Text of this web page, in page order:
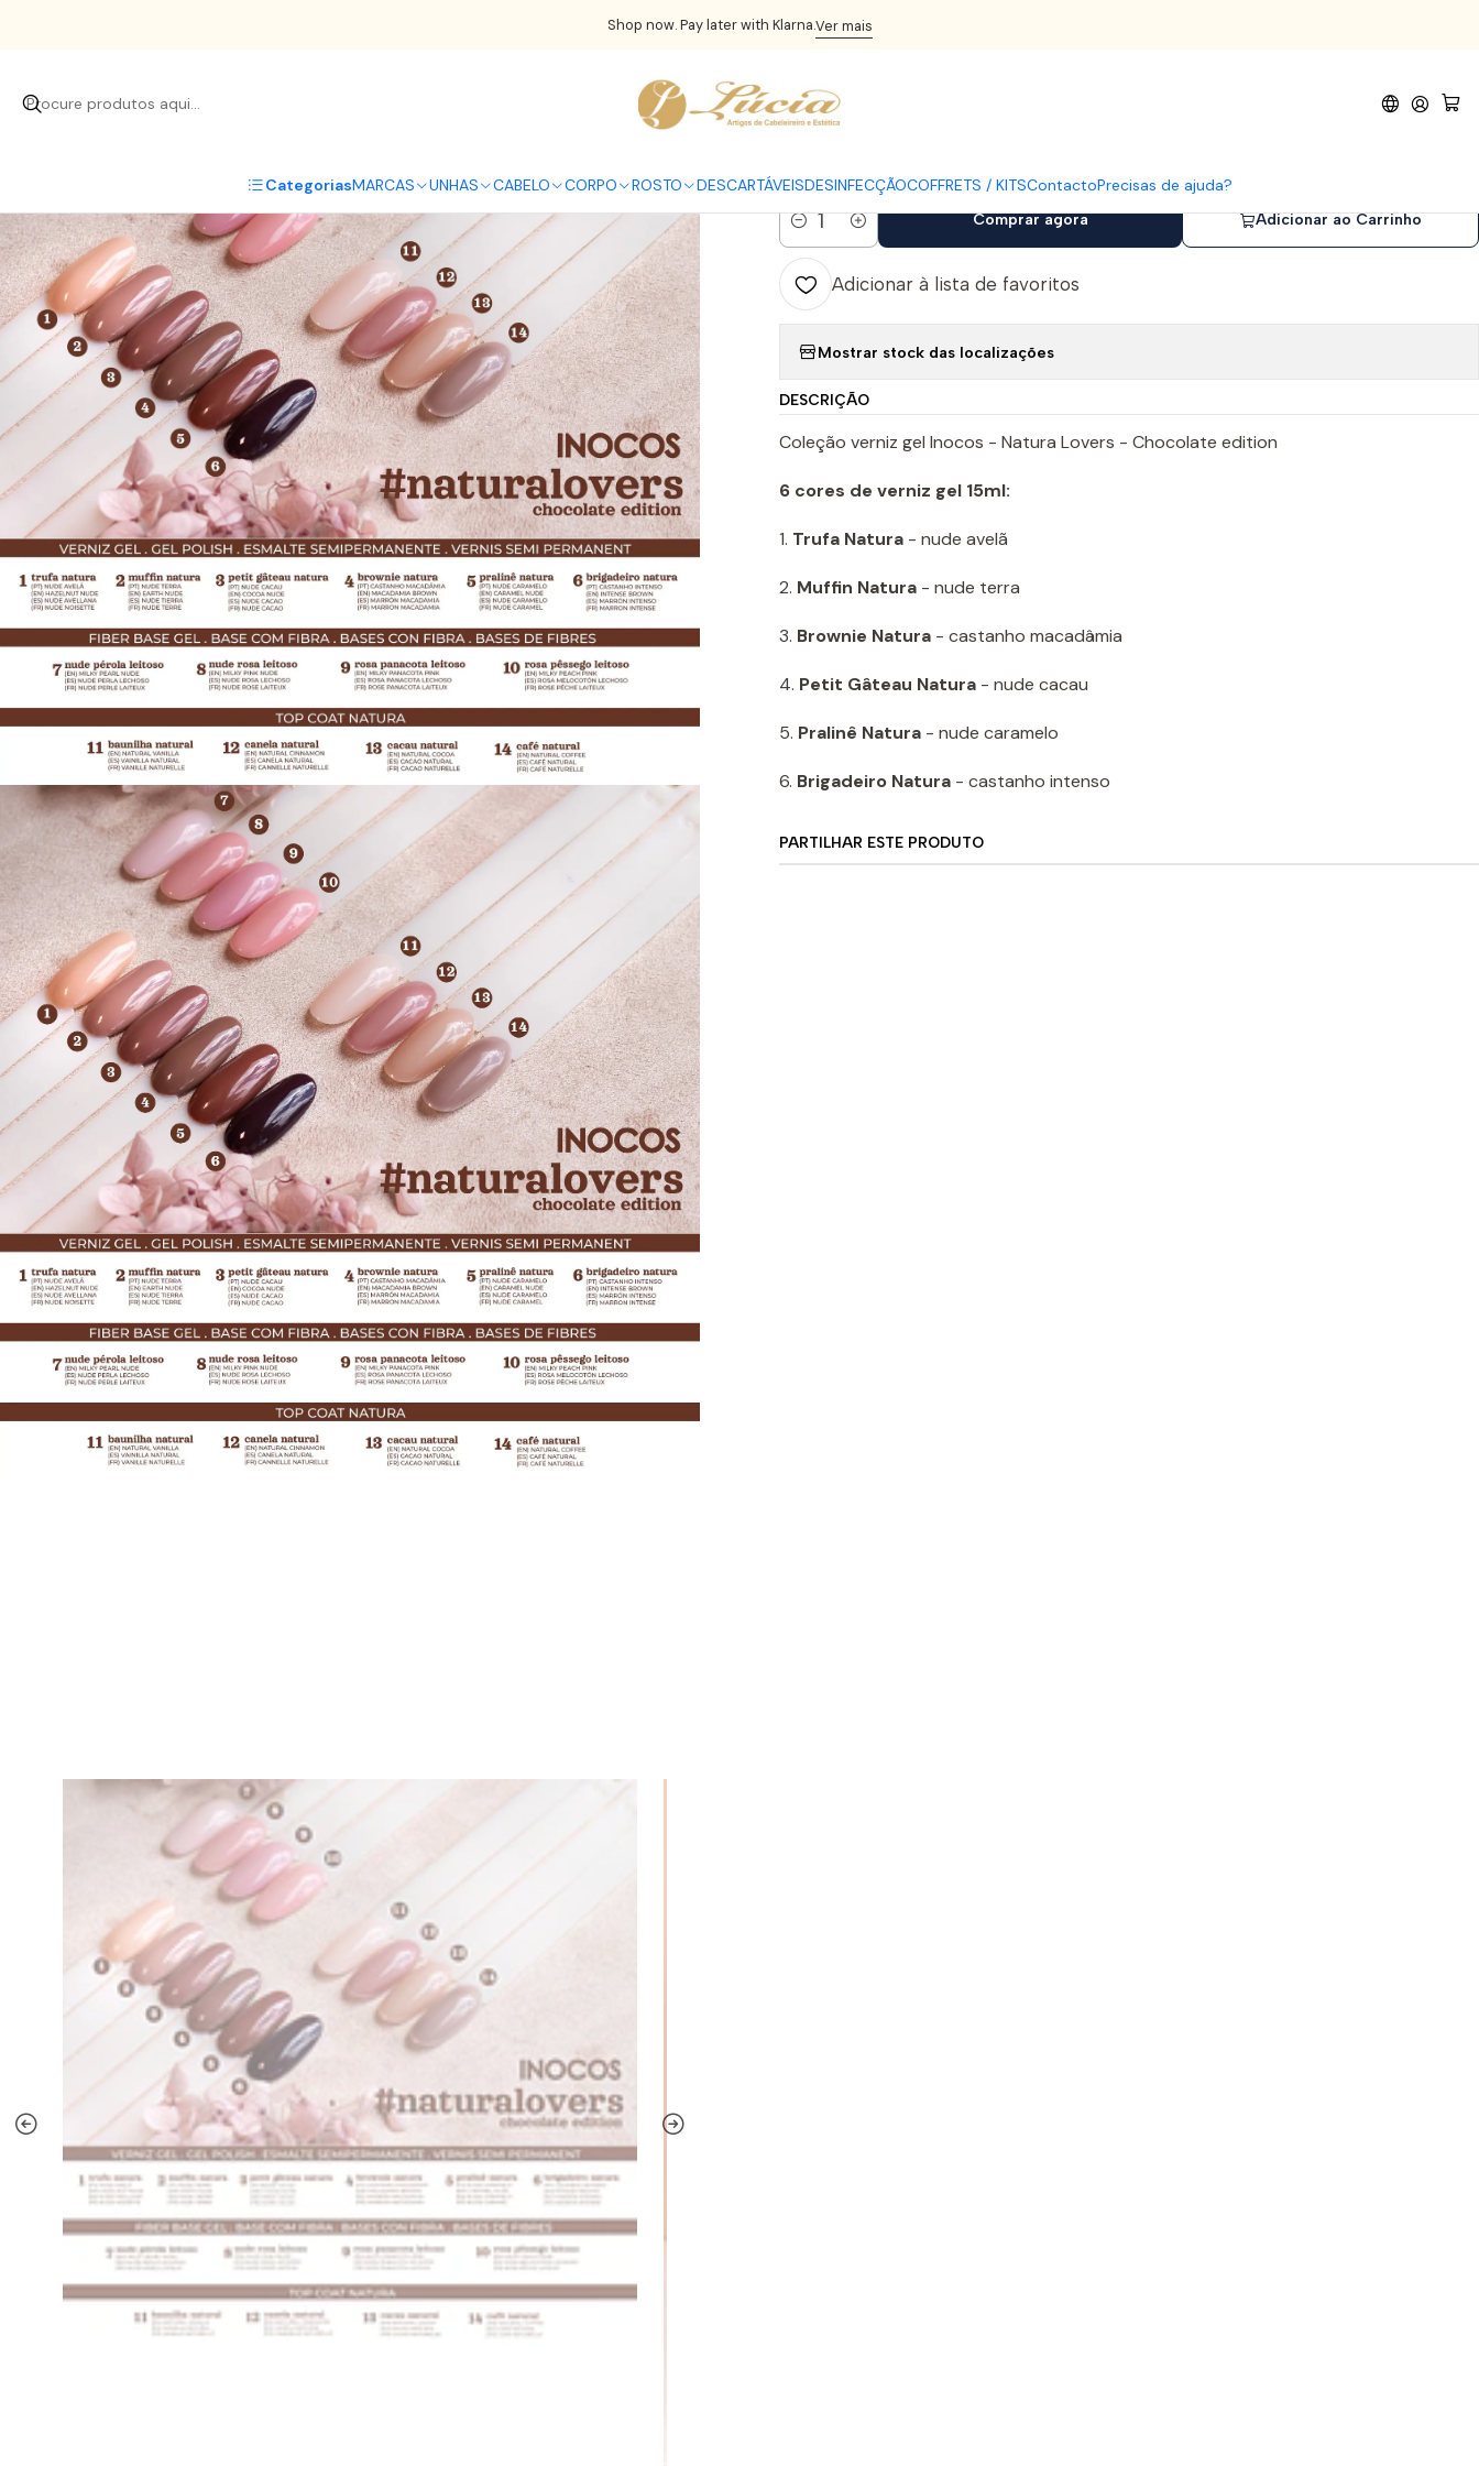
CategoriasMARCAS UNHAS CABELO CORPO ROSTO DESCARTÁVEISDESINFECÇÃOCOFFRETS / KITSContactoPrecisas de ajuda?
Shop now. Pay later with Klarna.Ver mais
INOCOS Coleção - Natura Lovers - Chocolate edition - 6 CORES
|
Coleção - Natura Lovers - Chocolate
Quantidade
Adicionar ao Carrinho
Comprar agora
Adicionar à lista de favoritos
Mostrar stock das localizações
DESCRIÇÃO
Coleção verniz gel Inocos - Natura Lovers - Chocolate edition
6 cores de verniz gel 15ml:
1. Trufa Natura - nude avelã
2. Muffin Natura - nude terra
3. Brownie Natura - castanho macadâmia
4. Petit Gâteau Natura - nude cacau
5. Pralinê Natura - nude caramelo
6. Brigadeiro Natura - castanho intenso
PARTILHAR ESTE PRODUTO